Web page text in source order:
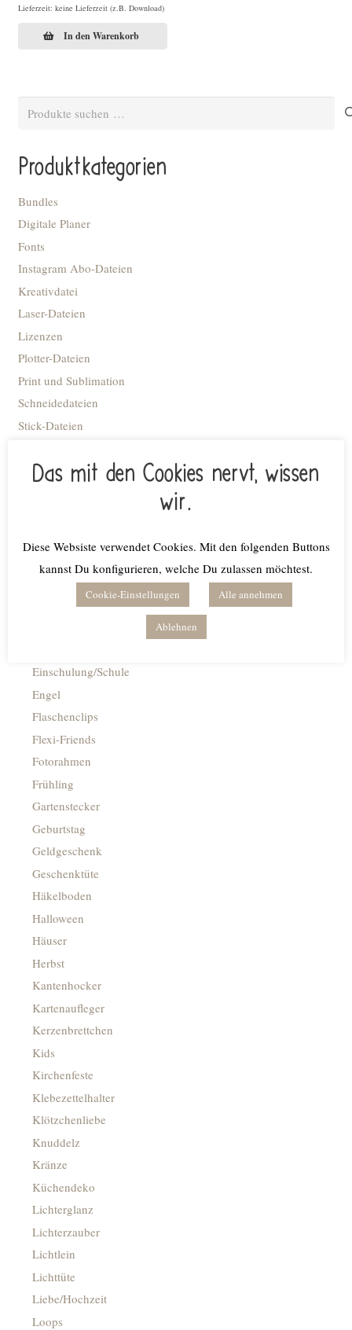
Lieferzeit: keine Lieferzeit (z.B. Download)
In den Warenkorb
Produktkategorien
Bundles
Digitale Planer
Fonts
Instagram Abo-Dateien
Kreativdatei
Laser-Dateien
Lizenzen
Plotter-Dateien
Print und Sublimation
Schneidedateien
Stick-Dateien
Advent
Deko-Flaschenöffner
Deko-Ringe
Einschulung/Schule
Engel
Flaschenclips
Flexi-Friends
Fotorahmen
Frühling
Gartenstecker
Geburtstag
Geldgeschenk
Geschenktüte
Häkelboden
Halloween
Häuser
Herbst
Kantenhocker
Kartenaufleger
Kerzenbrettchen
Kids
Kirchenfeste
Klebezettelhalter
Klötzchenliebe
Knuddelz
Kränze
Küchendeko
Lichterglanz
Lichterzauber
Lichtlein
Lichttüte
Liebe/Hochzeit
Loops
Das mit den Cookies nervt, wissen
wir.
Diese Websiste verwendet Cookies. Mit den folgenden Buttons
kannst Du konfigurieren, welche Du zulassen möchtest.
Cookie-Einstellungen Alle annehmen
Ablehnen